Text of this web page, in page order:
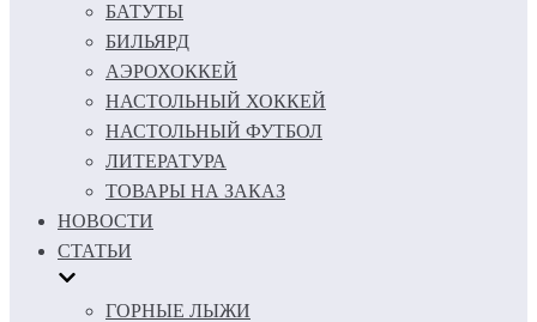
БАТУТЫ
БИЛЬЯРД
АЭРОХОККЕЙ
НАСТОЛЬНЫЙ ХОККЕЙ
НАСТОЛЬНЫЙ ФУТБОЛ
ЛИТЕРАТУРА
ТОВАРЫ НА ЗАКАЗ
НОВОСТИ
СТАТЬИ
ГОРНЫЕ ЛЫЖИ